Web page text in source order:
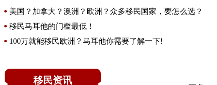
美国？加拿大？澳洲？欧洲？众多移民国家，要怎么选？
移民马耳他的门槛最低！
100万就能移民欧洲？马耳他你需要了解一下!
移民资讯